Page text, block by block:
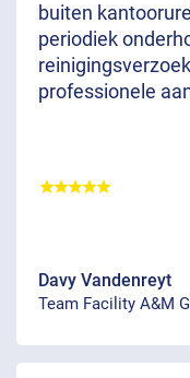
buiten
periodiek
professionele
Davy Vandenreyt
Team Facility A&M